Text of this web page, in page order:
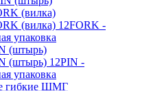
(вилка)
(вилка) 12FORK -
упаковка
(штырь)
(штырь) 12PIN -
упаковка
гибкие ШМГ